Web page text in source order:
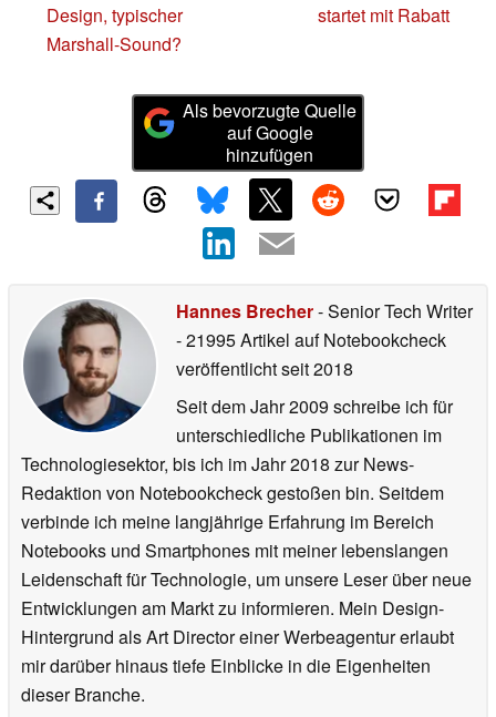
Design, typischer
Marshall-Sound?
startet mit Rabatt
Als bevorzugte Quelle
auf Google
hinzufügen
Hannes Brecher- Senior Tech Writer
- 21995 Artikel auf Notebookcheck
veröffentlichtseit 2018
Seit dem Jahr 2009 schreibe ich für
unterschiedliche Publikationen im
Technologiesektor, bis ich im Jahr 2018 zur News-
Redaktion von Notebookcheck gestoßen bin. Seitdem
verbinde ich meine langjährige Erfahrung im Bereich
Notebooks und Smartphones mit meiner lebenslangen
Leidenschaft für Technologie, um unsere Leser über neue
Entwicklungen am Markt zu informieren. Mein Design-
Hintergrund als Art Director einer Werbeagentur erlaubt
mir darüber hinaus tiefe Einblicke in die Eigenheiten
dieser Branche.